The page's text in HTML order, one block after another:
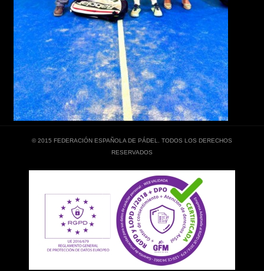
© 2015 FEDERACIÓN ESPAÑOLA DE PÁDEL. TODOS LOS DERECHOS
RESERVADOS